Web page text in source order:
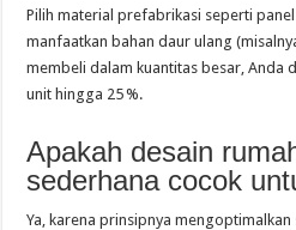
Pilih material prefabrikasi seperti
manfaatkan bahan daur ulang
membeli dalam kuantitas besar, Anda
unit hingga 25 %.
Apakah desain
sederhana cocok
Ya, karena prinsipnya